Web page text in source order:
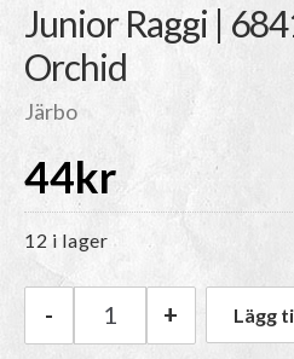
Junior Raggi |
Orchid
Järbo
44kr
12 i lager
Järbo Junior Raggi
- + Lägg